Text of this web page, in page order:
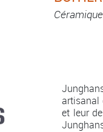
Céramique
artisanal
et leur